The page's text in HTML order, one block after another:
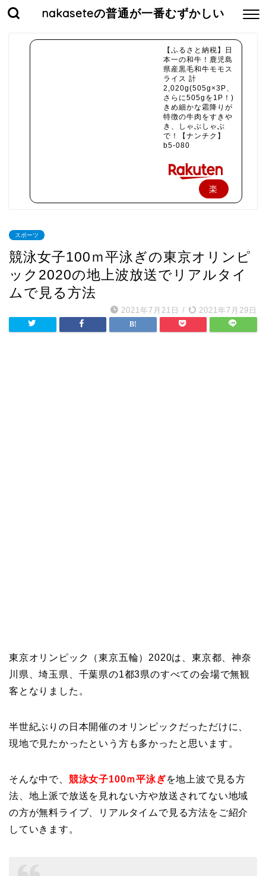
nakaseteの普通が一番むずかしい
【ふるさと納税】日
本一の和牛！鹿児島
県産黒毛和牛モモス
ライス 計
2,020g(505g×3P、
さらに505gを1P！)
きめ細かな霜降りが
特徴の牛肉をすきや
き、しゃぶしゃぶ
で！【ナンチク】
b5-080
楽
入
スポーツ
競泳女子100ｍ平泳ぎの東京オリンピ
ック2020の地上波放送でリアルタイ
ムで見る方法
2021年7月21日 / 2021年7月29日
東京オリンピック（東京五輪）2020は、東京都、神奈
川県、埼玉県、千葉県の1都3県のすべての会場で無観
客となりました。
半世紀ぶりの日本開催のオリンピックだっただけに、
現地で見たかったという方も多かったと思います。
そんな中で、 競泳女子100ｍ平泳ぎを地上波で見る方
法、地上派で放送を見れない方や放送されてない地域
の方が無料ライブ、リアルタイムで見る方法をご紹介
していきます。